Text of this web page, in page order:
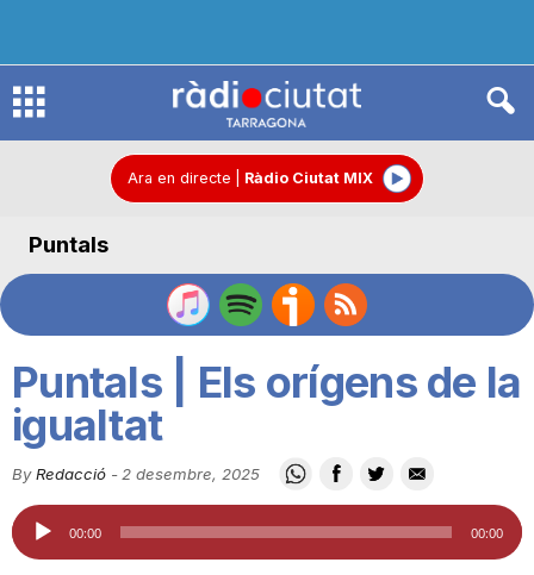
R
d
C
i
Ara en directe Ràdio Ciutat MIX
Puntals
Puntals | Els orígens de la
igualtat
By Redacció - 2 desembre, 2025
Reproductor
d'àudio
00:00 00:00